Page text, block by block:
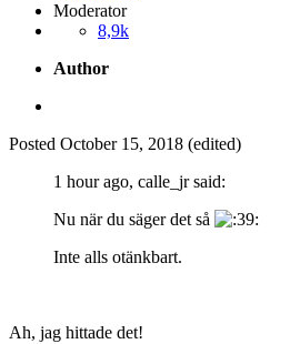
Moderator
8,9k
Author
Posted October 15, 2018 (edited)
1 hour ago, calle_jr said:
Nu när du säger det så
Inte alls otänkbart.
Ah, jag hittade det!